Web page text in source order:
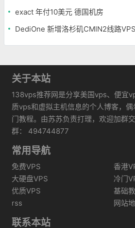
exact 年付10美元 德国机房
关于本站
138vps推荐网是分享美国vps、便宜
质vps和虚拟主机信息的个人博客，
门教程。由苏苏负责打理，欢迎加群
群： 494744877
常用导航
免费VPS
香港
大硬盘VPS
冷门
优质VPS
基础
rss
网站
联系本站